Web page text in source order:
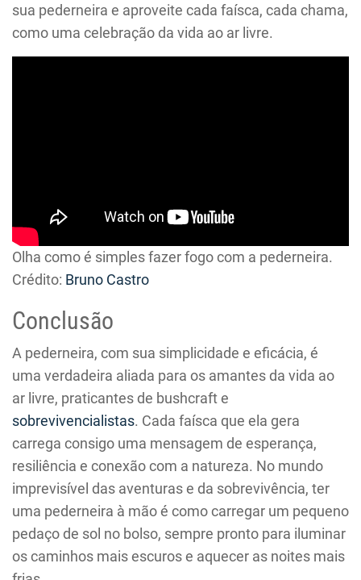
sua pederneira e aproveite cada faísca, cada chama,
como uma celebração da vida ao ar livre.
Olha como é simples fazer fogo com a pederneira.
Crédito: Bruno Castro
Conclusão
A pederneira, com sua simplicidade e eficácia, é
uma verdadeira aliada para os amantes da vida ao
ar livre, praticantes de bushcraft e
sobrevivencialistas. Cada faísca que ela gera
carrega consigo uma mensagem de esperança,
resiliência e conexão com a natureza. No mundo
imprevisível das aventuras e da sobrevivência, ter
uma pederneira à mão é como carregar um pequeno
pedaço de sol no bolso, sempre pronto para iluminar
os caminhos mais escuros e aquecer as noites mais